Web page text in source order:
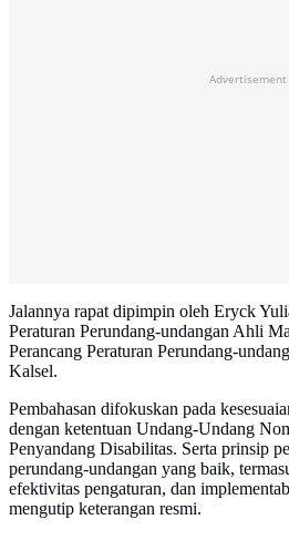
Advertisement
Jalannya rapat dipimpin oleh Eryck
Peraturan Perundang-undangan Ahli
Perancang Peraturan Perundang-
Kalsel.
Pembahasan difokuskan pada
dengan ketentuan Undang-Undang
Penyandang Disabilitas. Serta prinsip
perundang-undangan yang baik,
efektivitas pengaturan, dan
mengutip keterangan resmi.